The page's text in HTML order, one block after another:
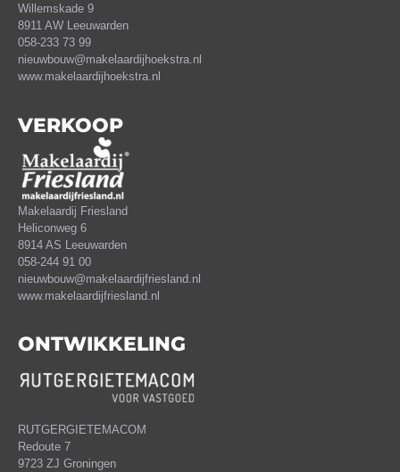
Willemskade 9
8911 AW Leeuwarden
058-233 73 99
nieuwbouw@makelaardijhoekstra.nl
www.makelaardijhoekstra.nl
VERKOOP
Makelaardij Friesland
Heliconweg 6
8914 AS Leeuwarden
058-244 91 00
nieuwbouw@makelaardijfriesland.nl
www.makelaardijfriesland.nl
ONTWIKKELING
RUTGERGIETEMACOM
Redoute 7
9723 ZJ Groningen